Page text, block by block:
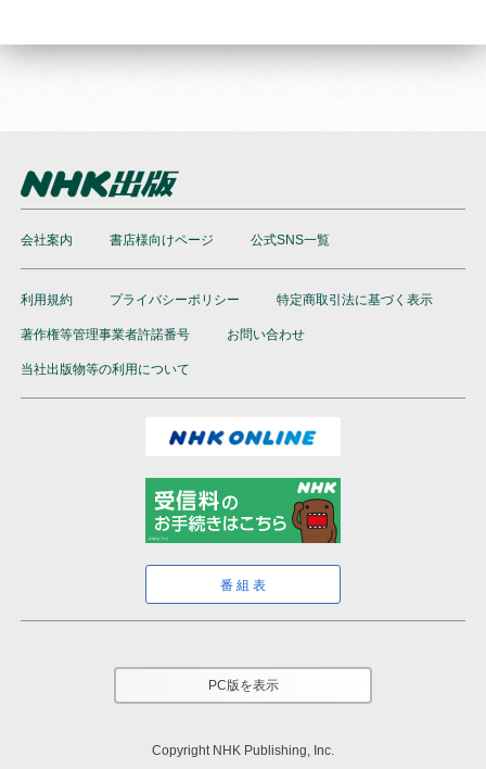
会社案内 書店様向けページ 公式SNS一覧
利用規約 プライバシーポリシー 特定商取引法に基づく表示
著作権等管理事業者許諾番号 お問い合わせ
当社出版物等の利用について
番組表
PC版を表示
Copyright NHK Publishing, Inc.